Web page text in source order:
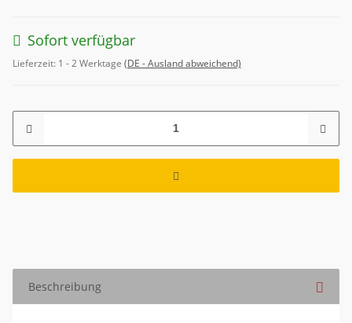
Sofort verfügbar
Lieferzeit: 1 - 2 Werktage (DE - Ausland abweichend)
Beschreibung